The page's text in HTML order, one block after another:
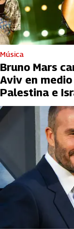
Música
Bruno Mars
Aviv en
Palestina e